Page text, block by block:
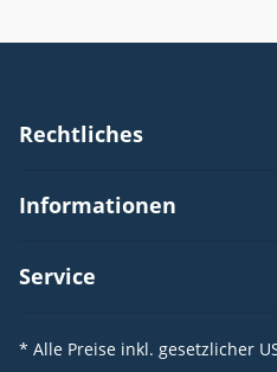
Rechtliches
Informationen
Service
* Alle Preise inkl. gesetzlicher